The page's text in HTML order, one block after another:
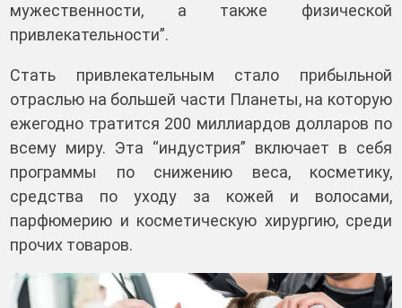
мужественности, а также физической
привлекательности”.
Стать привлекательным стало прибыльной
отраслью на большей части Планеты, на которую
ежегодно тратится 200 миллиардов долларов по
всему миру. Эта “индустрия” включает в себя
программы по снижению веса, косметику,
средства по уходу за кожей и волосами,
парфюмерию и косметическую хирургию, среди
прочих товаров.